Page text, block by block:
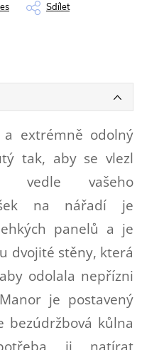
Sdílet
extrémně odolný
tak, aby se vlezl
vedle vašeho
na nářadí je
panelů a je
dvojité stěny, která
odolala nepřízni
je postavený
bezúdržbová kůlna
ji natírat